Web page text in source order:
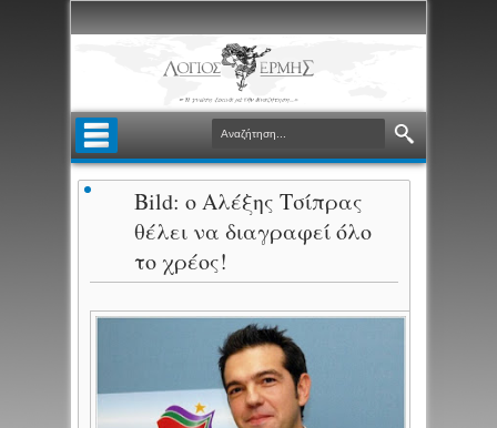
Bild: ο Αλέξης Τσίπρας
θέλει να διαγραφεί όλο
το χρέος!